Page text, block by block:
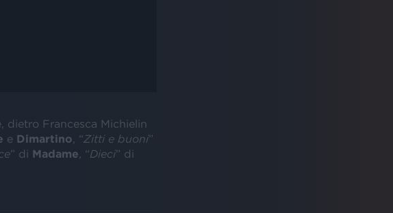
dietro Francesca Michielin
e Dimartino , “Zitti e buoni”
” di Madame , “Dieci” di